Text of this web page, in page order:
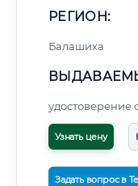
РЕГИОН:
Балашиха
Узнать цену
Задать вопрос в